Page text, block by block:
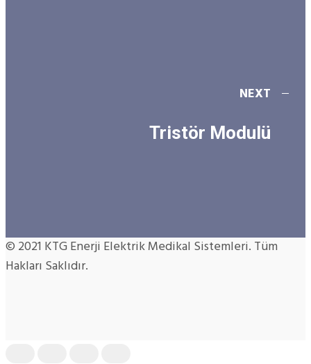
NEXT
Tristör Modulü
© 2021 KTG Enerji Elektrik Medikal Sistemleri. Tüm
Hakları Saklıdır.